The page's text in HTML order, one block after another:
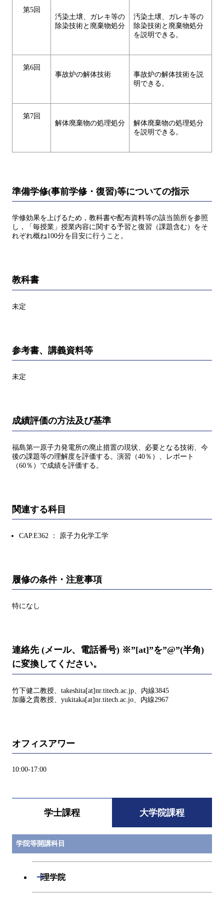
第5回
汚染土壌、ガレキ等の
除染技術と廃棄物処分
汚染土壌、ガレキ等の
除染技術と廃棄物処分
を説明できる。
第6回
事故炉の解体技術
事故炉の解体技術を説
明できる。
第7回
解体廃棄物の処理処分
解体廃棄物の処理処分
を説明できる。
準備学修(事前学修・復習)等についての指示
学修効果を上げるため，教科書や配布資料等の該当箇所を参照
し，「毎授業」授業内容に関する予習と復習（課題含む）をそ
れぞれ概ね100分を目安に行うこと。
教科書
未定
参考書、講義資料等
未定
成績評価の方法及び基準
福島第一原子力発電所の廃止措置の現状、必要となる技術、今
後の課題等の理解度を評価する。演習（40％）、レポート
（60％）で成績を評価する。
関連する科目
CAP.E362 ： 原子力化学工学
履修の条件・注意事項
特になし
連絡先 (メール、電話番号) ※”[at]”を”@”(半角)
に変換してください。
竹下健二教授、takeshita[at]nr.titech.ac.jp、内線3845
加藤之貴教授、yukitaka[at]nr.titech.ac.jo、内線2967
オフィスアワー
10:00-17:00
学士課程 大学院課程
学院等開講科目
理学院
開閉